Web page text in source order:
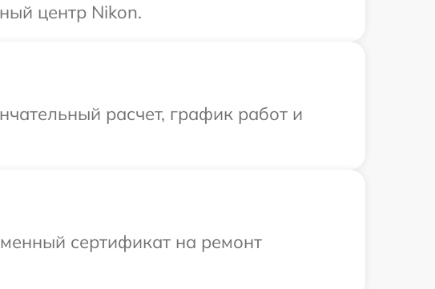
центр Nikon.
расчет, график работ и
сертификат на ремонт